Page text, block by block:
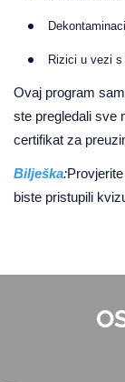
Rizici u vezi s
Ovaj program
ste pregledali sve
certifikat za
Bilješka:
biste pristupili